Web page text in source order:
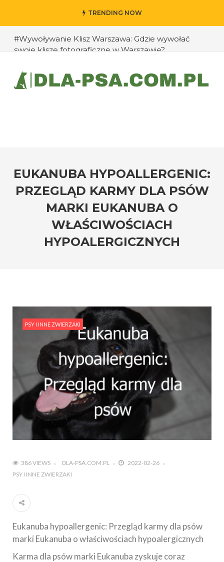
TRENDING NOW
#Wywoływanie Klisz Warszawa: Gdzie wywołać
swoje klisze fotograficzne w Warszawie?
#Jak przedłużyć życie swojego psa: rady eksperta
#Jak zapobiec ucieczkom psa?
EUKANUBA HYPOALLERGENIC:
PRZEGLĄD KARMY DLA PSÓW
MARKI EUKANUBA O
WŁAŚCIWOŚCIACH
HYPOALERGICZNYCH
PSY I INNE ZWIERZAKI
386 VIEWS DLA-PSA.COM.PL
2022-02-26
PSY I INNE ZWIERZAKI
Eukanuba hypoallergenic: Przegląd karmy dla psów
marki Eukanuba o właściwościach hypoalergicznych
Karma dla psów marki Eukanuba zyskuje coraz